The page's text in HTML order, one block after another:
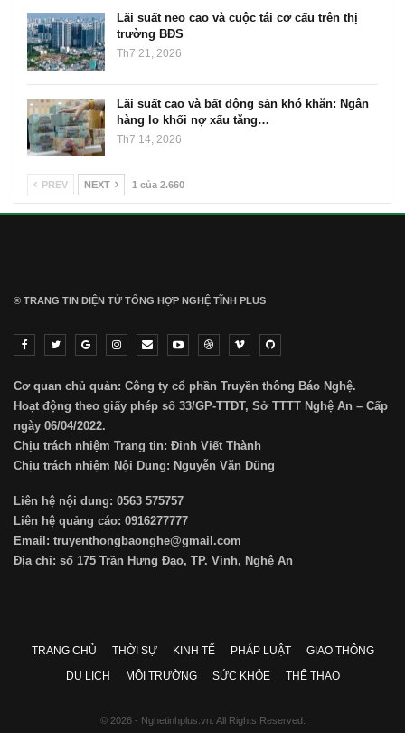
Lãi suất neo cao và cuộc tái cơ cấu trên thị
trường BĐS
Th7 21, 2026
Lãi suất cao và bất động sản khó khăn: Ngân
hàng lo khối nợ xấu tăng…
Th7 14, 2026
PREV NEXT 1 của 2.660
® TRANG TIN ĐIỆN TỬ ТỔNG HỢP NGHỆ TĨNH PLUS
Cơ quan chủ quản: Công ty cổ phần Truyền thông Báo Nghệ.
Hoạt động theo giấy phép số 33/GP-TTĐT, Sở TTTT Nghệ An – Cấp
ngày 06/04/2022.
Chịu trách nhiệm Trang tin: Đinh Viết Thành
Chịu trách nhiệm Nội Dung: Nguyễn Văn Dũng
Liên hệ nội dung: 0563 575757
Liên hệ quảng cáo: 0916277777
Email: truyenthongbaonghe@gmail.com
Địa chỉ: số 175 Trần Hưng Đạo, TP. Vinh, Nghệ An
TRANG CHỦ THỜI SỰ KINH TẾ PHÁP LUẬT
GIAO THÔNG
DU LỊCH
MÔI TRƯỜNG SỨC KHỎE THỂ THAO
© 2026 - Nghetinhplus.vn. All Rights Reserved.